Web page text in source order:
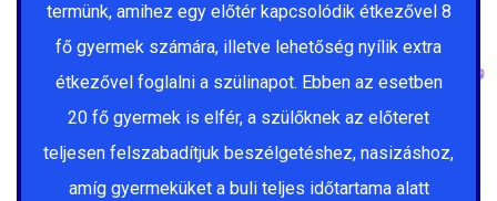
termünk, amihez egy előtér kapcsolódik étkezővel 8
fő gyermek számára, illetve lehetőség nyílik extra
étkezővel foglalni a szülinapot. Ebben az esetben
20 fő gyermek is elfér, a szülőknek az előteret
teljesen felszabadítjuk beszélgetéshez, nasizáshoz,
amíg gyermeküket a buli teljes időtartama alatt